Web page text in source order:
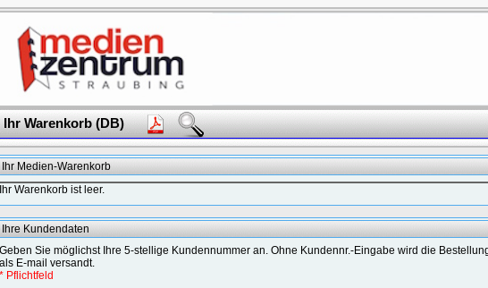
Ihr Warenkorb (DB)
Ihr Medien-Warenkorb
Ihr Warenkorb ist leer.
Ihre Kundendaten
Geben Sie möglichst Ihre 5-stellige Kundennummer an. Ohne Kundennr.-Eingabe wird die
als E-mail versandt.
* Pflichtfeld